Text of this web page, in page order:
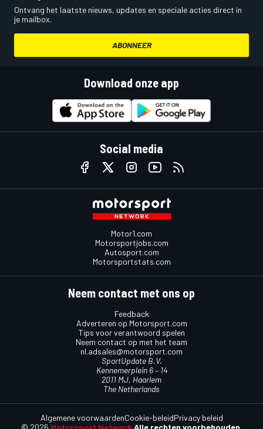
Ontvang het laatste nieuws, updates en speciale acties direct in
je mailbox.
ABONNEER
Download onze app
Social media
Motor1.com
Motorsportjobs.com
Autosport.com
Motorsportstats.com
Neem contact met ons op
Feedback
Adverteren op Motorsport.com
Tips voor verantwoord spelen
Neem contact op met het team
nl.adsales@motorsport.com
SportUpdate B.V.
Kennemerplein 6 – 14
2011 MJ, Haarlem
The Netherlands
Algemene voorwaardenCookie-beleidPrivacy beleid